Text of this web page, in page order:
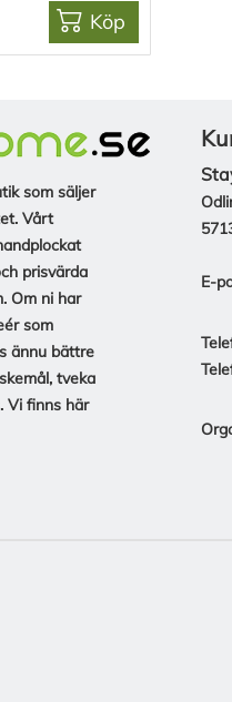
Köp
som säljer
Vårt
prisvärda
Om ni har
som
ännu bättre
tveka
Vi finns här
E-